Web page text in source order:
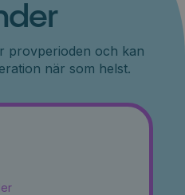
provperioden och kan
när som helst.